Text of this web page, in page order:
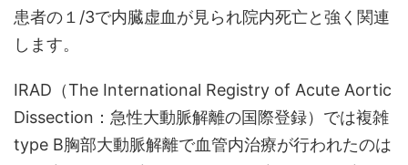
患者の１/3で内臓虚血が見られ院内死亡と強く関連
します。
IRAD（The International Registry of Acute Aortic
Dissection：急性大動脈解離の国際登録）では複雑
type B胸部大動脈解離で血管内治療が行われたのは